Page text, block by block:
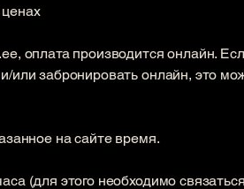
, оплата производится онлайн.
или забронировать онлайн, это
на сайте время.
(для этого необходимо